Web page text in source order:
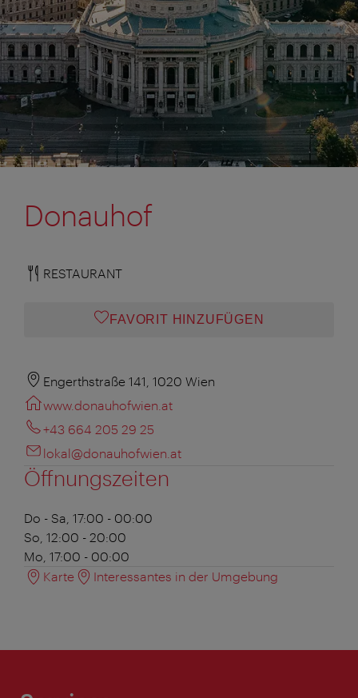
Donauhof
RESTAURANT
FAVORIT HINZUFÜGEN
Engerthstraße 141, 1020 Wien
www.donauhofwien.at
+43 664 205 29 25
lokal@donauhofwien.at
Öffnungszeiten
Do - Sa, 17:00 - 00:00
So, 12:00 - 20:00
Mo, 17:00 - 00:00
Karte
Interessantes in der Umgebung